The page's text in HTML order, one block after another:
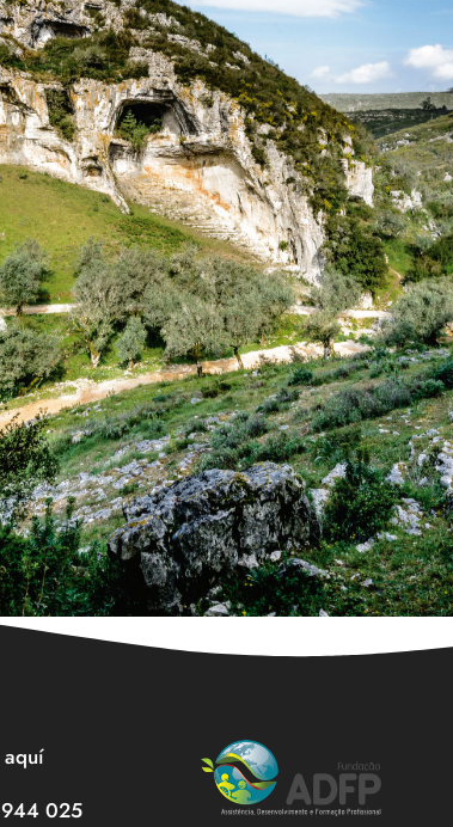
aquí
944 025